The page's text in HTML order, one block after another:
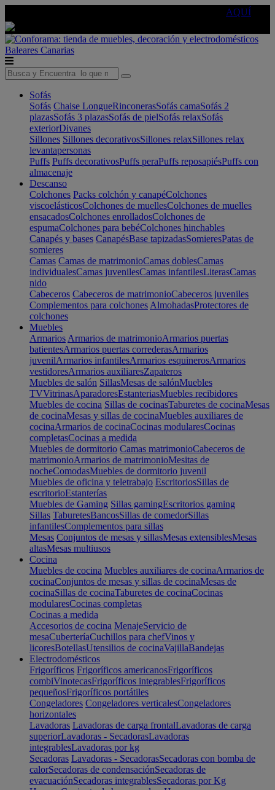
AQUÍ
Baleares Canarias
Sofás
Sofás Chaise LongueRinconerasSofás camaSofás 2
plazasSofás 3 plazasSofás de pielSofás relaxSofás
exteriorDivanes
Sillones Sillones decorativosSillones relaxSillones relax
levantapersonas
Puffs Puffs decorativosPuffs peraPuffs reposapiésPuffs con
almacenaje
Descanso
Colchones Packs colchón y canapéColchones
viscoelásticosColchones de muellesColchones de muelles
ensacadosColchones enrolladosColchones de
espumaColchones para bebéColchones hinchables
Canapés y bases CanapésBase tapizadasSomieresPatas de
somieres
Camas Camas de matrimonioCamas doblesCamas
individualesCamas juvenilesCamas infantilesLiterasCamas
nido
Cabeceros Cabeceros de matrimonioCabeceros juveniles
Complementos para colchones AlmohadasProtectores de
colchones
Muebles
Armarios Armarios de matrimonioArmarios puertas
batientesArmarios puertas correderasArmarios
juvenilArmarios infantilesArmarios esquinerosArmarios
vestidoresArmarios auxiliaresZapateros
Muebles de salón SillasMesas de salónMuebles
TVVitrinasAparadoresEstanteriasMuebles recibidores
Muebles de cocina Sillas de cocinasTaburetes de cocinaMesas
de cocinaMesas y sillas de cocinaMuebles auxiliares de
cocinaArmarios de cocinaCocinas modularesCocinas
completasCocinas a medida
Muebles de dormitorio Camas matrimonioCabeceros de
matrimonioArmarios de matrimonioMesitas de
nocheComodasMuebles de dormitorio juvenil
Muebles de oficina y teletrabajo EscritoriosSillas de
escritorioEstanterías
Muebles de Gaming Sillas gamingEscritorios gaming
Sillas TaburetesBancosSillas de comedorSillas
infantilesComplementos para sillas
Mesas Conjuntos de mesas y sillasMesas extensiblesMesas
altasMesas multiusos
Cocina
Muebles de cocina Muebles auxiliares de cocinaArmarios de
cocinaConjuntos de mesas y sillas de cocinaMesas de
cocinaSillas de cocinaTaburetes de cocinaCocinas
modularesCocinas completas
Cocinas a medida
Accesorios de cocina MenajeServicio de
mesaCuberteríaCuchillos para chefVinos y
licoresBotellasUtensilios de cocinaVajillaBandejas
Electrodomésticos
Frigoríficos Frigoríficos americanosFrigoríficos
combiVinotecasFrigoríficos integrablesFrigoríficos
pequeñosFrigoríficos portátiles
Congeladores Congeladores verticalesCongeladores
horizontales
Lavadoras Lavadoras de carga frontalLavadoras de carga
superiorLavadoras - SecadorasLavadoras
integrablesLavadoras por kg
Secadoras Lavadoras - SecadorasSecadoras con bomba de
calorSecadoras de condensaciónSecadoras de
evacuaciónSecadoras integrablesSecadoras por Kg